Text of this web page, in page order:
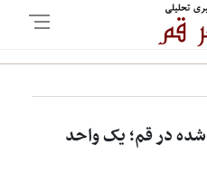
شده در قم؛ یک واحد